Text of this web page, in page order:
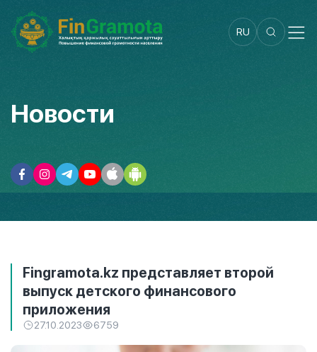
RU
Новости
Fingramota.kz представляет второй
выпуск детского финансового
приложения
27.10.2023 6759